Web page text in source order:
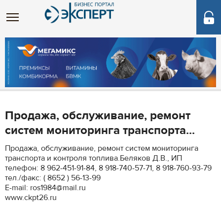
Продажа, обслуживание, ремонт
систем мониторинга транспорта...
Продажа, обслуживание, ремонт систем мониторинга
транспорта и контроля топлива.Беляков Д.В., ИП
телефон: 8 962-451-91-84, 8 918-740-57-71, 8 918-760-93-79
тел./факс: ( 8652 ) 56-13-99
Е-mail: ros1984@mail.ru
www.ckpt26.ru